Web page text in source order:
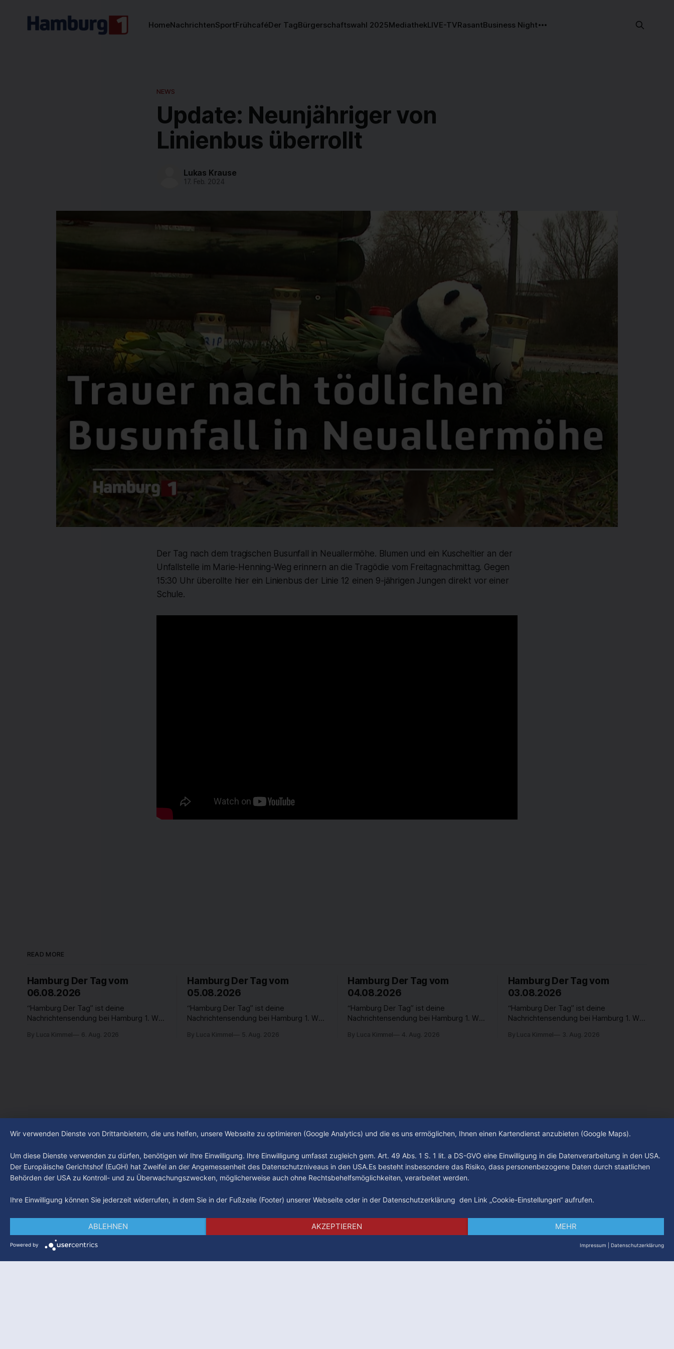
HomeNachrichtenSportFrühcaféDer TagBürgerschaftswahl 2025MediathekLIVE-TVRasantBusiness Night
NEWS
Update: Neunjähriger von
Linienbus überrollt
Lukas Krause
17. Feb. 2024
Der Tag nach dem tragischen Busunfall in Neuallermöhe. Blumen und ein Kuscheltier an der
Unfallstelle im Marie-Henning-Weg erinnern an die Tragödie vom Freitagnachmittag. Gegen
15:30 Uhr überollte hier ein Linienbus der Linie 12 einen 9-jährigen Jungen direkt vor einer
Schule.
READ MORE
Hamburg Der Tag vom
06.08.2026
“Hamburg Der Tag” ist deine
Nachrichtensendung bei Hamburg 1. Was
beschäftigt die Hamburgerinnen und
By Luca Kimmel 6. Aug. 2026
Hamburg Der Tag vom
05.08.2026
“Hamburg Der Tag” ist deine
Nachrichtensendung bei Hamburg 1. Was
beschäftigt die Hamburgerinnen und
By Luca Kimmel 5. Aug. 2026
Hamburg Der Tag vom
04.08.2026
“Hamburg Der Tag” ist deine
Nachrichtensendung bei Hamburg 1. Was
beschäftigt die Hamburgerinnen und
By Luca Kimmel 4. Aug. 2026
Hamburg Der Tag vom
03.08.2026
“Hamburg Der Tag” ist deine
Nachrichtensendung bei Hamburg 1. Was
beschäftigt die Hamburgerinnen und
By Luca Kimmel 3. Aug. 2026
ImpressumDatenschutzAGB
Wir verwenden Dienste von Drittanbietern, die uns helfen, unsere Webseite zu optimieren (Google Analytics) und die es uns ermöglichen, Ihnen einen Kartendienst anzubieten (Google Maps).
Um diese Dienste verwenden zu dürfen, benötigen wir Ihre Einwilligung. Ihre Einwilligung umfasst zugleich gem. Art. 49 Abs. 1 S. 1 lit. a DS-GVO eine Einwilligung in die Datenverarbeitung in den USA.
Der Europäische Gerichtshof (EuGH) hat Zweifel an der Angemessenheit des Datenschutzniveaus in den USA.Es besteht insbesondere das Risiko, dass personenbezogene Daten durch staatlichen
Behörden der USA zu Kontroll- und zu Überwachungszwecken, möglicherweise auch ohne Rechtsbehelfsmöglichkeiten, verarbeitet werden.
Ihre Einwilligung können Sie jederzeit widerrufen, in dem Sie in der Fußzeile (Footer) unserer Webseite oder in der Datenschutzerklärung den Link „Cookie-Einstellungen“ aufrufen.
ABLEHNEN AKZEPTIEREN MEHR
Powered by Impressum Datenschutzerklärung